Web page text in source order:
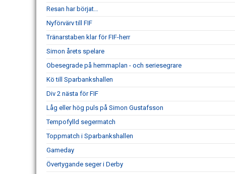
Resan har börjat…
Nyförvärv till FIF
Tränarstaben klar för FIF-herr
Simon årets spelare
Obesegrade på hemmaplan - och seriesegrare
Kö till Sparbankshallen
Div 2 nästa för FIF
Låg eller hög puls på Simon Gustafsson
Tempofylld segermatch
Toppmatch i Sparbankshallen
Gameday
Övertygande seger i Derby